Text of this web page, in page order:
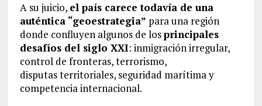
A su juicio, el país carece todavía de una
auténtica “geoestrategia” para una región
donde confluyen algunos de losprincipales
desafíos del siglo XXI: inmigración irregular,
control de fronteras, terrorismo,
disputas territoriales, seguridad marítima y
competencia internacional.